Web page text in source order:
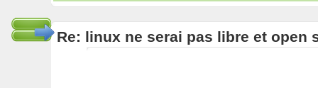
Re: linux ne serai pas libre et open